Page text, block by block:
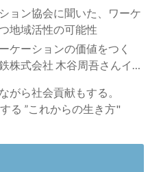
ョン協会に聞いた、ワーケ
地域活性の可能性
ケーションの価値をつく
株式会社 木谷周吾さんイン
がら社会貢献もする。
る ”これからの生き方"